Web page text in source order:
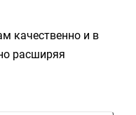
качественно и в
расширяя